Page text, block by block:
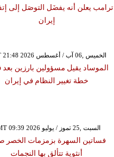
ترامب يعلن أنه يفضَل التوصَل إلى
إيران
GMT 21:48 2026 الخميس ,06 آب / أغسطس
الموساد يقيل مسؤولين بارزين
خطة تغيير النظام في إيران
GMT 09:39 2026 السبت ,25 تموز / يوليو
فساتين السهرة بزمزمات الخصر
أنثوية تتألق بها النجمات